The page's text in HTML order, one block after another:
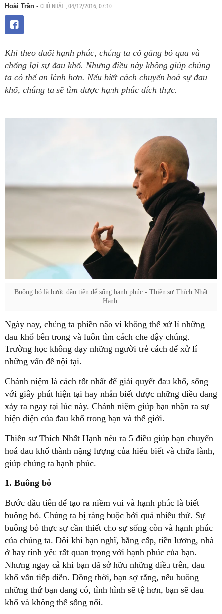
Hoài Trần - CHỦ NHẬT , 04/12/2016, 07:10
Khi theo đuổi hạnh phúc, chúng ta cố gắng bỏ qua và
chống lại sự đau khổ. Nhưng điều này không giúp chúng
ta có thể an lành hơn. Nếu biết cách chuyển hoá sự đau
khổ, chúng ta sẽ tìm được hạnh phúc đích thực.
Buông bỏ là bước đầu tiên để sống hạnh phúc - Thiền sư Thích Nhất
Hạnh.
Ngày nay, chúng ta phiền não vì không thể xử lí những
đau khổ bên trong và luôn tìm cách che đậy chúng.
Trường học không dạy những người trẻ cách để xử lí
những vấn đề nội tại.
Chánh niệm là cách tốt nhất để giải quyết đau khổ, sống
với giây phút hiện tại hay nhận biết được những điều đang
xảy ra ngay tại lúc này. Chánh niệm giúp bạn nhận ra sự
hiện diện của đau khổ trong bạn và thế giới.
Thiền sư Thích Nhất Hạnh nêu ra 5 điều giúp bạn chuyển
hoá đau khổ thành nặng lượng của hiểu biết và chữa lành,
giúp chúng ta hạnh phúc.
1. Buông bỏ
Bước đầu tiên để tạo ra niềm vui và hạnh phúc là biết
buông bỏ. Chúng ta bị ràng buộc bởi quá nhiều thứ. Sự
buông bỏ thực sự cần thiết cho sự sống còn và hạnh phúc
của chúng ta. Đôi khi bạn nghĩ, bằng cấp, tiền lương, nhà
ở hay tình yêu rất quan trọng với hạnh phúc của bạn.
Nhưng ngay cả khi bạn đã sở hữu những điều trên, đau
khổ vẫn tiếp diễn. Đồng thời, bạn sợ rằng, nếu buông
những thứ bạn đang có, tình hình sẽ tệ hơn, bạn sẽ đau
khổ và không thể sống nổi.